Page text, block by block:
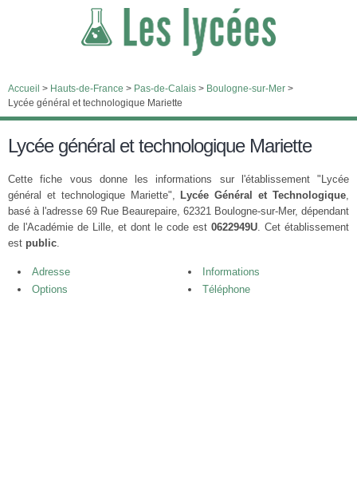
Accueil > Hauts-de-France > Pas-de-Calais > Boulogne-sur-Mer >
Lycée général et technologique Mariette
Lycée général et technologique Mariette
Cette fiche vous donne les informations sur l'établissement "Lycée
général et technologique Mariette", Lycée Général et Technologique,
basé à l'adresse 69 Rue Beaurepaire, 62321 Boulogne-sur-Mer, dépendant
de l'Académie de Lille, et dont le code est 0622949U. Cet établissement
est public.
Adresse
Informations
Options
Téléphone